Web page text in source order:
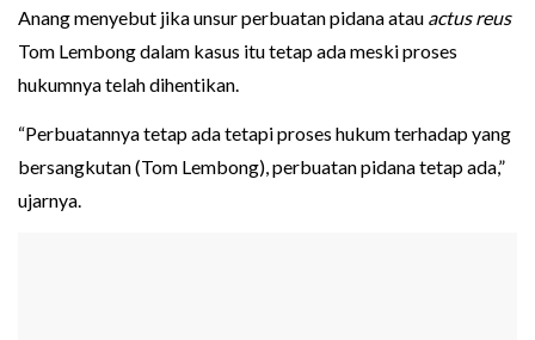
Anang menyebut jika unsur perbuatan pidana atau actus reus
Tom Lembong dalam kasus itu tetap ada meski proses
hukumnya telah dihentikan.
“Perbuatannya tetap ada tetapi proses hukum terhadap yang
bersangkutan (Tom Lembong), perbuatan pidana tetap ada,”
ujarnya.